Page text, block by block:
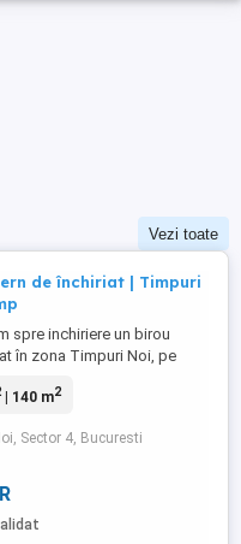
Vezi toate
de închiriat | Timpuri
spre inchiriere un birou
în zona Timpuri Noi, pe
de metrou Timpuri Noi. Cu o
diverse activități de
se află la etajul 4 al
...
| 140 m2
Sector 4, Bucuresti